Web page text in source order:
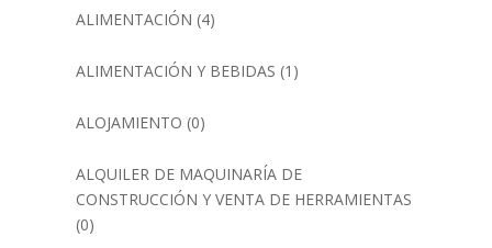
ALIMENTACIÓN (4)
ALIMENTACIÓN Y BEBIDAS (1)
ALOJAMIENTO (0)
ALQUILER DE MAQUINARÍA DE
CONSTRUCCIÓN Y VENTA DE HERRAMIENTAS
(0)